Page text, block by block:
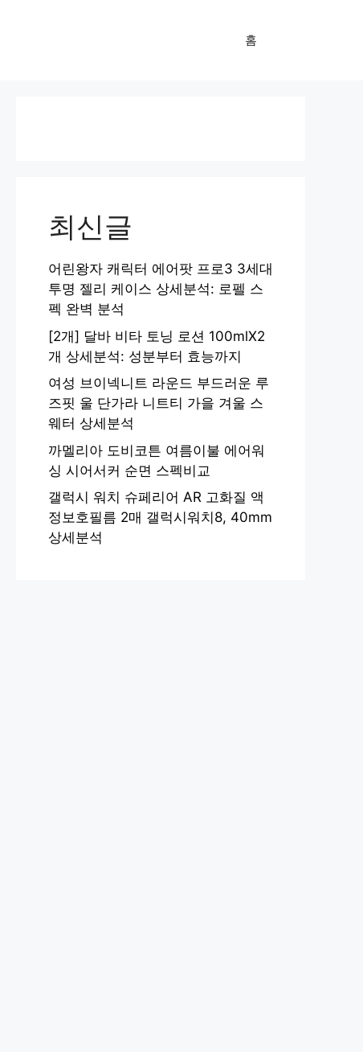
홈
최신글
어린왕자 캐릭터 에어팟 프로3 3세대
투명 젤리 케이스 상세분석: 로펠 스
펙 완벽 분석
[2개] 달바 비타 토닝 로션 100mlX2
개 상세분석: 성분부터 효능까지
여성 브이넥니트 라운드 부드러운 루
즈핏 울 단가라 니트티 가을 겨울 스
웨터 상세분석
까멜리아 도비코튼 여름이불 에어워
싱 시어서커 순면 스펙비교
갤럭시 워치 슈페리어 AR 고화질 액
정보호필름 2매 갤럭시워치8, 40mm
상세분석